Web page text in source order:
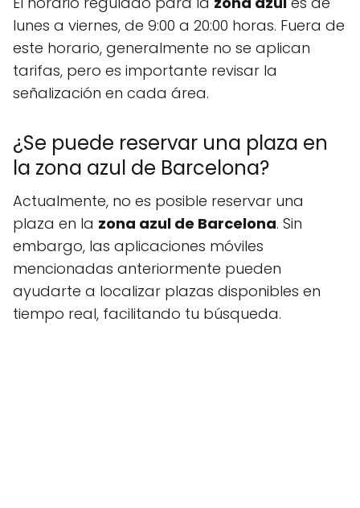
lunes a viernes, de 9:00 a 20:00 horas. Fuera de
este horario, generalmente no se aplican
tarifas, pero es importante revisar la
señalización en cada área.
¿Se puede reservar una plaza en
la zona azul de Barcelona?
Actualmente, no es posible reservar una
plaza en la zona azul de Barcelona. Sin
embargo, las aplicaciones móviles
mencionadas anteriormente pueden
ayudarte a localizar plazas disponibles en
tiempo real, facilitando tu búsqueda.